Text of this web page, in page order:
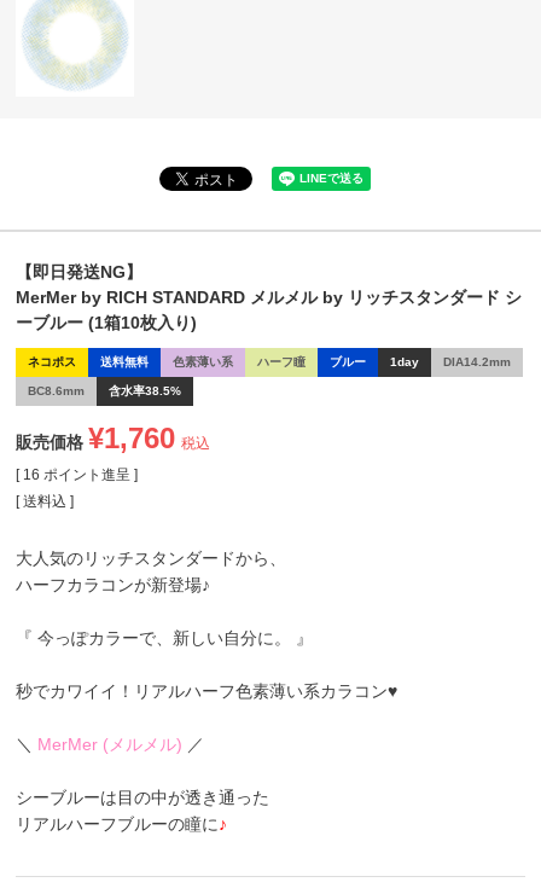
【即日発送NG】
MerMer by RICH STANDARD メルメル by リッチスタンダード シ
ーブルー (1箱10枚入り)
ネコポス 送料無料 色素薄い系 ハーフ瞳 ブルー 1day DIA14.2mm
BC8.6mm 含水率38.5%
販売価格 ¥1,760 税込
[ 16 ポイント進呈 ]
送料込
大人気のリッチスタンダードから、
ハーフカラコンが新登場♪
『 今っぽカラーで、新しい自分に。 』
秒でカワイイ！リアルハーフ色素薄い系カラコン♥
＼ MerMer (メルメル) ／
シーブルーは目の中が透き通った
リアルハーフブルーの瞳に♪